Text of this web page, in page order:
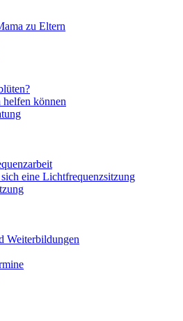
zu Eltern
können
eine Lichtfrequenzsitzung
Weiterbildungen